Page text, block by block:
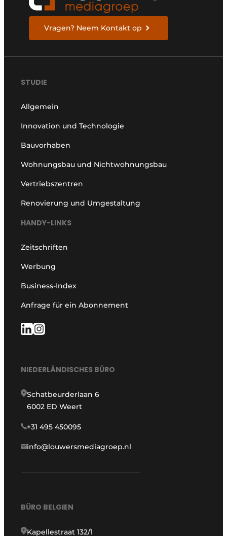
Vragen? Neem Kontakt op
STUDIE
Allgemein
Innovation und Technologie
Bauvorhaben
Wohnungsbau und Nichtwohnungsbau
Vertriebszentren
Renovierung und Umgestaltung
HANDY-LINKS
Zeitschriften
Werbung
Business-Index
Anfrage für ein Abonnement
NIEDERLÄNDISCHES BÜRO
Schatbeurderlaan 6
6002 ED Weert
+31 495 450095
info@louwersmediagroep.nl
BÜRO BELGIEN
Kapellestraat 132/1